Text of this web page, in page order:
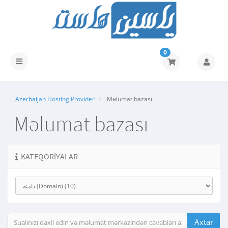
Naviqasiyaya
0
Azerbaijan Hosting Provider Məlumat bazası
Məlumat bazası
KATEQORIYALAR